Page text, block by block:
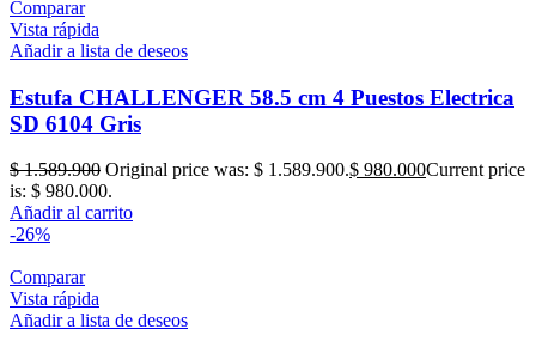
Comparar
Vista rápida
Añadir a lista de deseos
Estufa CHALLENGER 58.5 cm 4 Puestos Electrica
SD 6104 Gris
$1.589.900 Original price was: $ 1.589.900.$ 980.000Current price
is: $ 980.000.
Añadir al carrito
-26%
Comparar
Vista rápida
Añadir a lista de deseos